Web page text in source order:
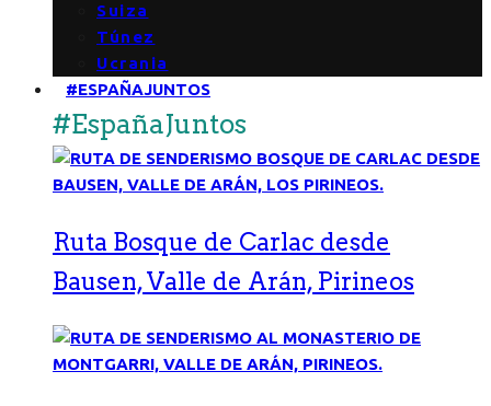
Suiza
Túnez
Ucrania
#ESPAÑAJUNTOS
#EspañaJuntos
Ruta Bosque de Carlac desde
Bausen, Valle de Arán, Pirineos